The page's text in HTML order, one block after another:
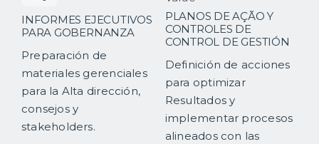
INFORMES EJECUTIVOS
PARA GOBERNANZA
Preparación de
materiales gerenciales
para la Alta dirección,
consejos y
stakeholders.
PLANOS DE AÇÃO Y
CONTROLES DE
CONTROL DE GESTIÓN
Definición de acciones
para optimizar
Resultados y
implementar procesos
alineados con las